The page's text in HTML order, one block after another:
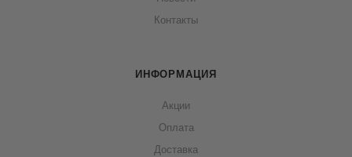
Контакты
ИНФОРМАЦИЯ
Акции
Оплата
Доставка